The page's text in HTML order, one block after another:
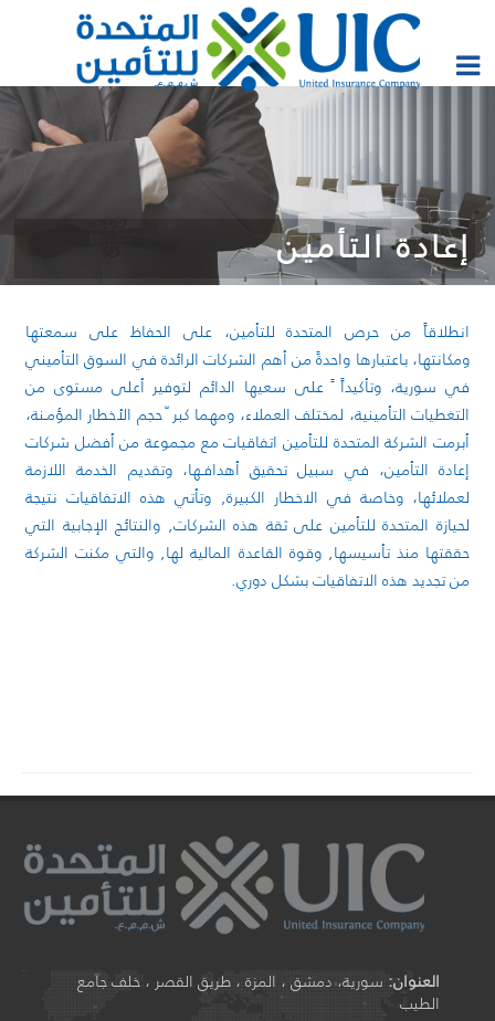
إعادة التأمين
انطلاقاً من حرص المتحدة للتأمين، على الحفاظ على سمعتها
ومكانتها، باعتبارها واحدةً من أهم الشركات الرائدة في السوق التأميني
في سورية، وتأكيداً ً على سعيها الدائم لتوفير أعلى مستوى من
التغطيات التأمينية، لمختلف العملاء، ومهما كبر ّ حجم الأخطار المؤمـنة،
أبرمت الشركة المتحدة للتأمين اتفاقيات مع مجموعة من أفضل شركات
إعادة التأمين، في سبيل تحقيق أهدافـها، وتقديم الخدمة اللازمة
لعملائها، وخاصة في الاخطار الكبيرة, وتأتي هذه الاتفاقيات نتيجة
لحيازة المتحدة للتأمين على ثقة هذه الشركات, والنتائج الإجابية التي
حققتها منذ تأسيسها, وقوة القاعدة المالية لها, والتي مكنت الشركة
من تجديد هذه الاتفاقيات بشكل دوري.
العنوان: سورية، دمشق ، المزة ، طريق القصر ، خلف جامع
الطيب